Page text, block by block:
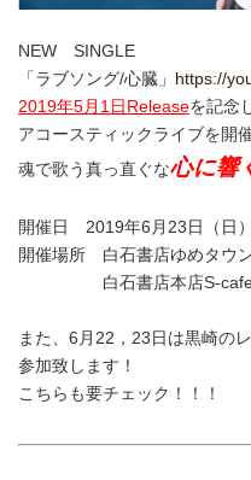
NEW SINGLE
「ラブソング/心臓」 https://
2019年5月1日Releaseを記念
アコースティックライブを開
魂で歌う真っ直ぐな心に響
開催日 2019年6月23日（日）
開催場所 白石書店ゆめタウ
白石書店本店S-cafe
また、6月22，23日は黒崎の
参加致します！
こちらも要チェック！！！